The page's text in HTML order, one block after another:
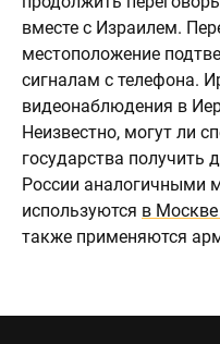
вместе с Израилем.
местоположение
сигналам с телефона.
видеонаблюдения в
Неизвестно, могут ли
государства получить
России аналогичными
используются в
также применяются